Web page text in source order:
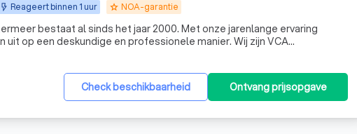
of beschadigde ondergronden zoals wanden en plafonds. Die laag maakt
of kleine beschadigingen weg en bereidt de ondergrond voor op een
en trekt een nieuwe pleisterlaag, zodat het oppervlak weer egaal is.
voor sierpleister of een egale afwerking. Het werk vraagt meer
hoofd werkt. Het plafond krijgt uiteindelijk een gelijkmatig en rustig
jegevel te stucenzorg je voor een sterke buitenmuur die je huis
Reageert binnen 1 uur grade NOA-garantie
bestaat al sinds het jaar 2000. Met onze jarenlange ervaring
uit op een deskundige en professionele manier. Wij zijn VCA
(Nederlandse Ondernemingsvereniging voor Afbouwbedrijven). Uw
Check beschikbaarheid
Ontvang prijsopgave